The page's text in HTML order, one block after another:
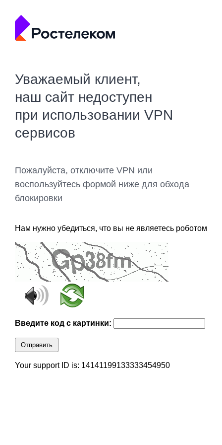
Уважаемый клиент,
наш сайт недоступен
при использовании VPN
сервисов
Пожалуйста, отключите VPN или
воспользуйтесь формой ниже для обхода
блокировки
Нам нужно убедиться, что вы не являетесь роботом
Введите код с картинки:
Отправить
Your support ID is: 14141199133333454950